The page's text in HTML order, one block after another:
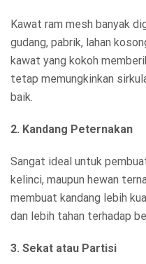
Kawat ram mesh banyak
gudang, pabrik, lahan
kawat yang kokoh
tetap memungkinkan
baik.
2. Kandang Peternakan
Sangat ideal untuk
kelinci, maupun hewan
membuat kandang lebih
dan lebih tahan terhadap
3. Sekat atau Partisi